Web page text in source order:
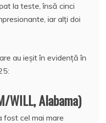
la teste, însă cinci
iar alți doi
au ieșit în evidență în
WILL, Alabama)
fost cel mai mare